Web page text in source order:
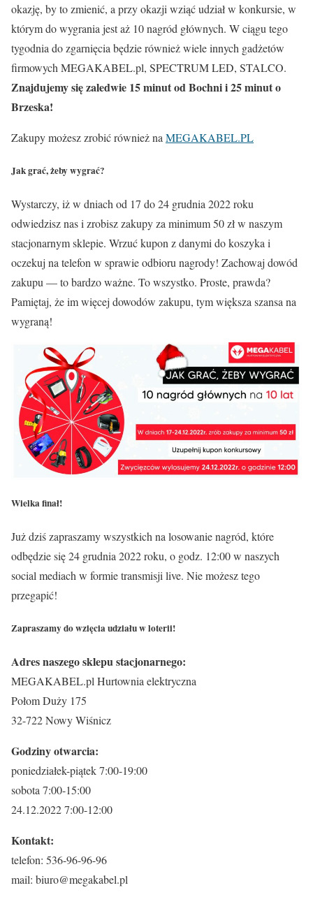
okazję, by to zmienić, a przy okazji wziąć udział w konkursie, w
którym do wygrania jest aż 10 nagród głównych. W ciągu tego
tygodnia do zgarnięcia będzie również wiele innych gadżetów
firmowych MEGAKABEL.pl, SPECTRUM LED, STALCO.
Znajdujemy się zaledwie 15 minut od Bochni i 25 minut o
Brzeska!
Zakupy możesz zrobić również na MEGAKABEL.PL
Jak grać, żeby wygrać?
Wystarczy, iż w dniach od 17 do 24 grudnia 2022 roku
odwiedzisz nas i zrobisz zakupy za minimum 50 zł w naszym
stacjonarnym sklepie. Wrzuć kupon z danymi do koszyka i
oczekuj na telefon w sprawie odbioru nagrody! Zachowaj dowód
zakupu — to bardzo ważne. To wszystko. Proste, prawda?
Pamiętaj, że im więcej dowodów zakupu, tym większa szansa na
wygraną!
Wielka finał!
Już dziś zapraszamy wszystkich na losowanie nagród, które
odbędzie się 24 grudnia 2022 roku, o godz. 12:00 w naszych
social mediach w formie transmisji live. Nie możesz tego
przegapić!
Zapraszamy do wzięcia udziału w loterii!
Adres naszego sklepu stacjonarnego:
MEGAKABEL.pl Hurtownia elektryczna
Połom Duży 175
32-722 Nowy Wiśnicz
Godziny otwarcia:
poniedziałek-piątek 7:00-19:00
sobota 7:00-15:00
24.12.2022 7:00-12:00
Kontakt:
telefon: 536-96-96-96
mail: biuro@megakabel.pl